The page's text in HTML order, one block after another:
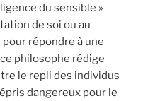
du sensible »
de soi ou au
répondre à une
philosophe rédige
le repli des individus
dangereux pour le